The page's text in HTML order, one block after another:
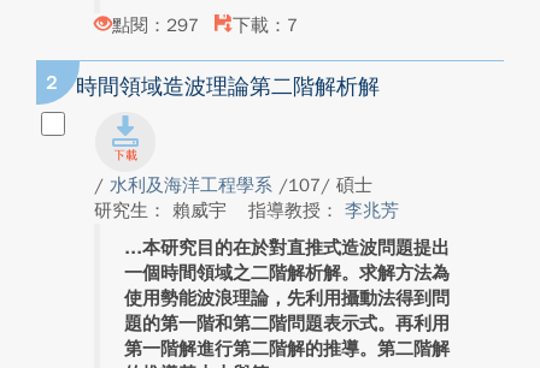
點閱：297
下載：7
2 時間領域造波理論第二階解析解
/ 水利及海洋工程學系 /107/ 碩士
研究生： 賴威宇
指導教授： 李兆芳
本研究目的在於對直推式造波問題提出
一個時間領域之二階解析解。求解方法為
使用勢能波浪理論，先利用攝動法得到問
題的第一階和第二階問題表示式。再利用
第一階解進行第二階解的推導。第二階解